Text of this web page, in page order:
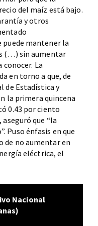
del maíz está bajo.
y otros
mantener la
(…) sin aumentar
La
en torno a que, de
de Estadística y
la primera quincena
0.43 por ciento
que “la
Puso énfasis en que
de no aumentar en
eléctrica, el
Nacional